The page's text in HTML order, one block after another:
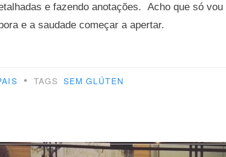
e fazendo anotações. Acho que só
e a saudade começar a apertar.
• TAGS SEM GLÚTEN